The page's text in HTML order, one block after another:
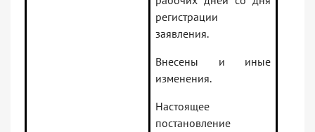
регистрации
заявления.
Внесены и иные
изменения.
Настоящее
постановление